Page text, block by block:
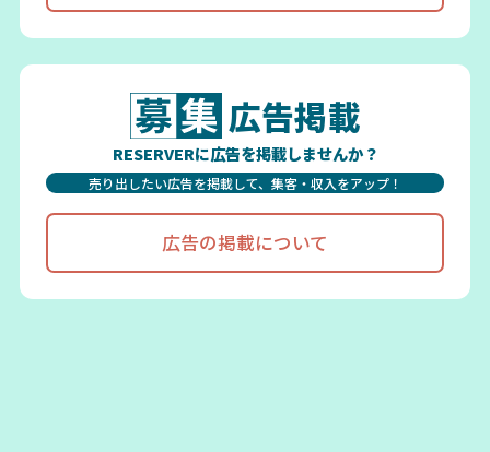
広告掲載
RESERVERに広告を掲載しませんか？
売り出したい広告を掲載して、集客・収入をアップ！
広告の掲載について